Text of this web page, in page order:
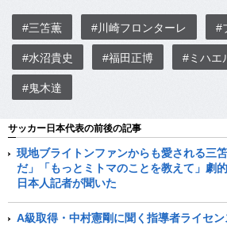
#三笘薫 #川崎フロンターレ #
#水沼貴史 #福田正博 #ミハエ
#鬼木達
サッカー日本代表の前後の記事
現地ブライトンファンからも愛される三
だ」「もっとミトマのことを教えて」劇
日本人記者が聞いた
A級取得・中村憲剛に聞く指導者ライセ